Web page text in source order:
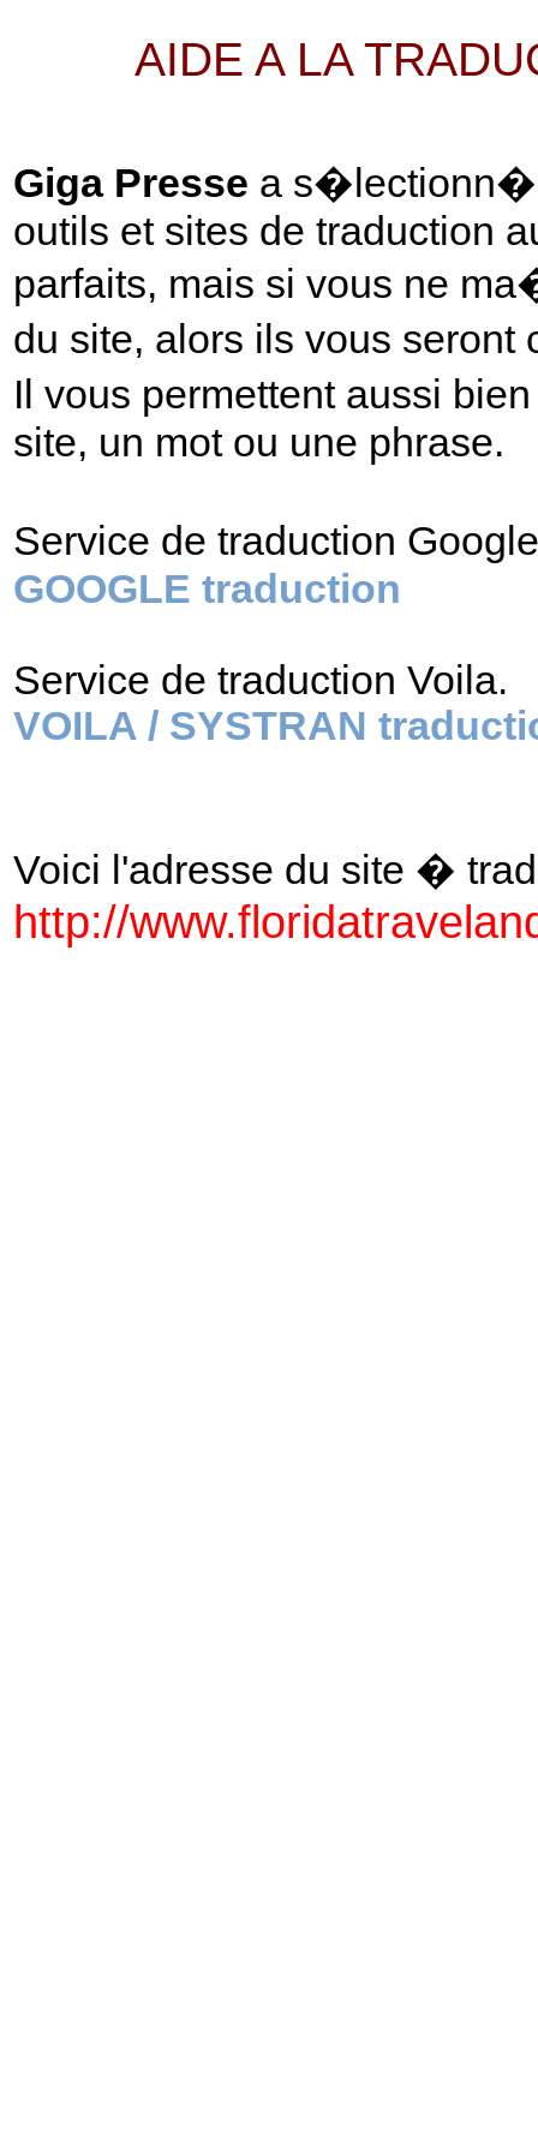
AIDE A LA
Giga Presse a s�lectionn�
outils et sites de traduction
parfaits, mais si vous ne
du site, alors ils vous
Il vous permettent aussi
site, un mot ou une phrase.
Service de traduction
GOOGLE traduction
Service de traduction Voila.
VOILA / SYSTRAN
Voici l'adresse du site �
http://